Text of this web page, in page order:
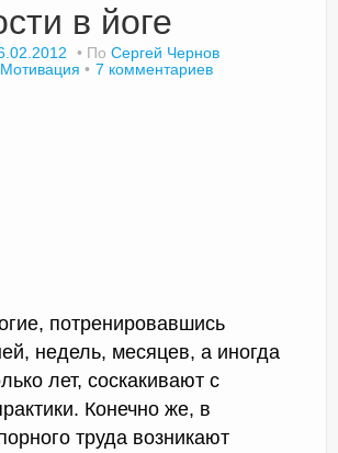
в йоге
По Сергей Чернов
Мотивация 7 комментариев
потренировавшись
недель, месяцев, а иногда
лет, соскакивают с
Конечно же, в
труда возникают